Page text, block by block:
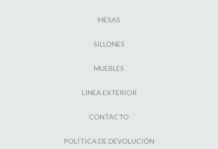
MESAS
SILLONES
MUEBLES
LINEA EXTERIOR
CONTACTO
POLÍTICA DE DEVOLUCIÓN